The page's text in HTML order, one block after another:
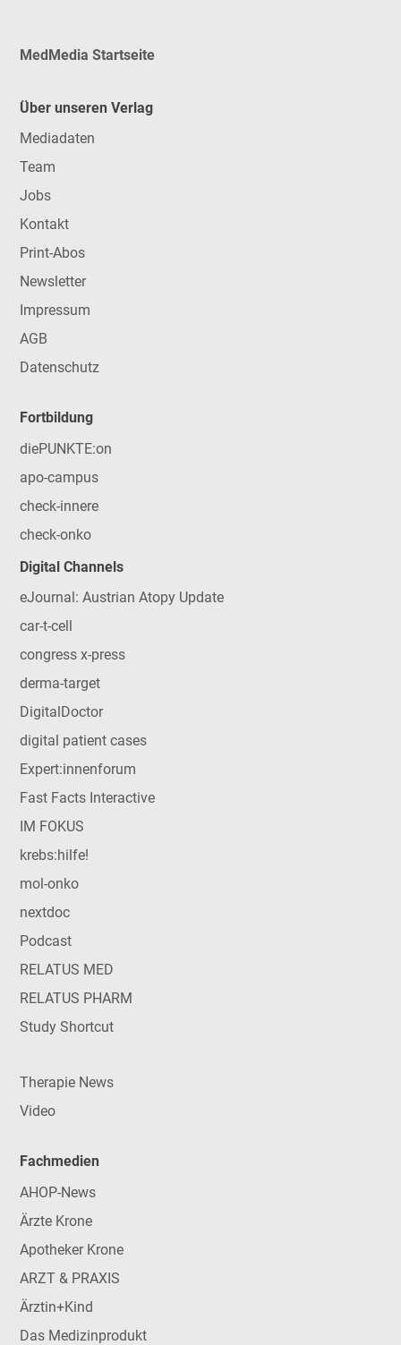
MedMedia Startseite
Über unseren Verlag
Mediadaten
Team
Jobs
Kontakt
Print-Abos
Newsletter
Impressum
AGB
Datenschutz
Fortbildung
diePUNKTE:on
apo-campus
check-innere
check-onko
Digital Channels
eJournal: Austrian Atopy Update
car-t-cell
congress x-press
derma-target
DigitalDoctor
digital patient cases
Expert:innenforum
Fast Facts Interactive
IM FOKUS
krebs:hilfe!
mol-onko
nextdoc
Podcast
RELATUS MED
RELATUS PHARM
Study Shortcut
Therapie News
Video
Fachmedien
AHOP-News
Ärzte Krone
Apotheker Krone
ARZT & PRAXIS
Ärztin+Kind
Das Medizinprodukt